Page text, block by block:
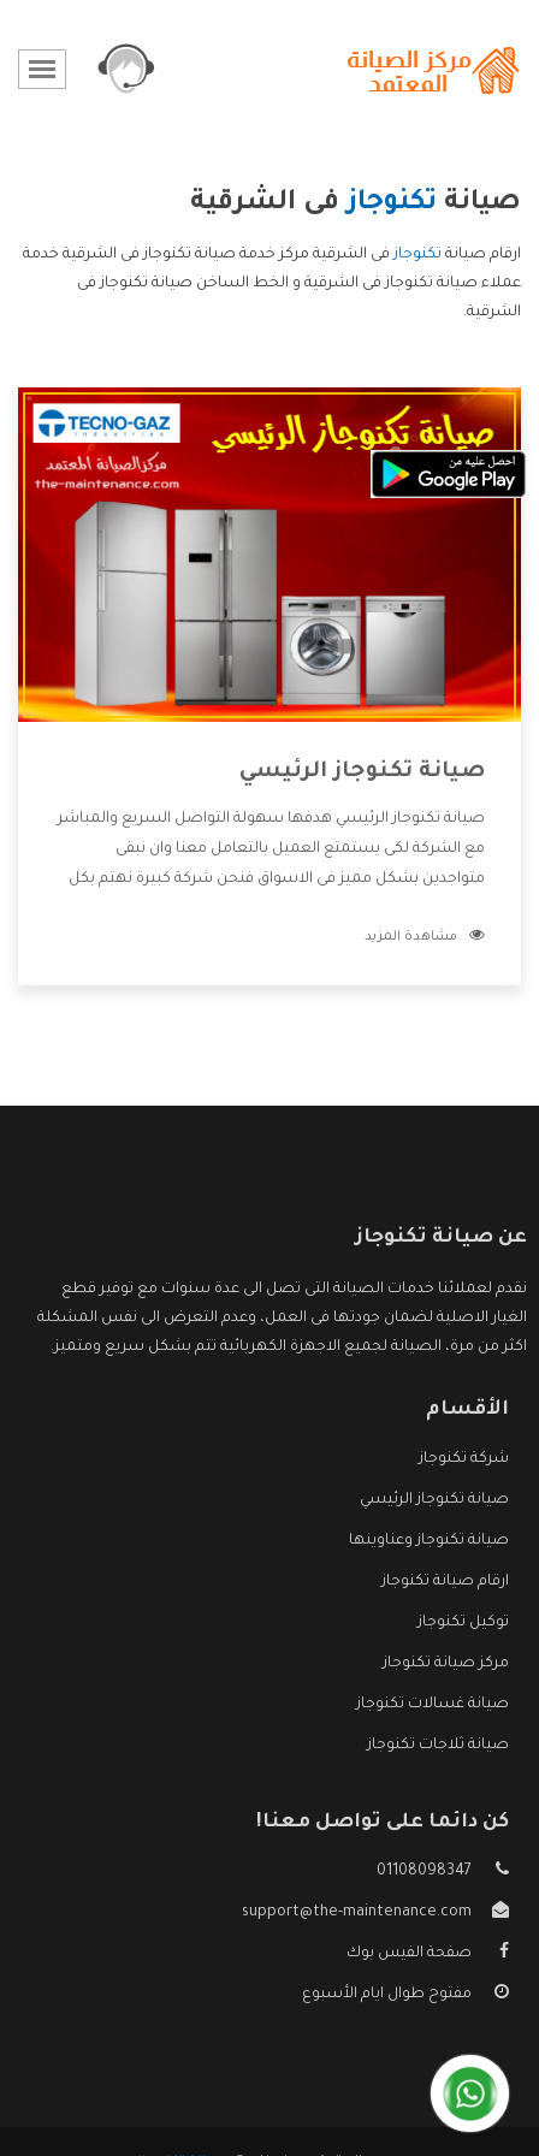
صيانة تكنوجازفى الشرقية
ارقام صيانة تكنوجازفى الشرقية مركز خدمة صيانة تكنوجاز فى الشرقية خدمة
عملاء صيانة تكنوجاز فى الشرقية و الخط الساخن صيانة تكنوجاز فى
الشرقية.
صيانة تكنوجاز الرئيسي
صيانة تكنوجاز الرئيسي هدفها سهولة التواصل السريع والمباشر
مع الشركة لكى يستمتع العميل بالتعامل معنا وان نبقى
متواجدين بشكل مميز فى الاسواق فنحن شركة كبيرة نهتم بكل
الشركة بها والتى تكون منها خدمة الصيانة التى تكون من أهم
مشاهدة المزيد
عن صيانة تكنوجاز
نقدم لعملائنا خدمات الصيانة التى تصل الى عدة سنوات مع توفير قطع
الغيار الاصلية لضمان جودتها فى العمل، وعدم التعرض الى نفس المشكلة
اكثر من مرة، الصيانة لجميع الاجهزة الكهربائية تتم بشكل سريع ومتميز.
الأقسام
شركة تكنوجاز
صيانة تكنوجاز الرئيسي
صيانة تكنوجاز وعناوينها
ارقام صيانة تكنوجاز
توكيل تكنوجاز
مركز صيانة تكنوجاز
صيانة غسالات تكنوجاز
صيانة ثلاجات تكنوجاز
كن دائما على تواصل معنا!
01108098347
support@the-maintenance.com
صفحة الفيس بوك
مفتوح طوال ايام الأسبوع